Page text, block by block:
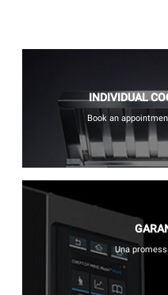
INDIVIDUAL
Book an
Una